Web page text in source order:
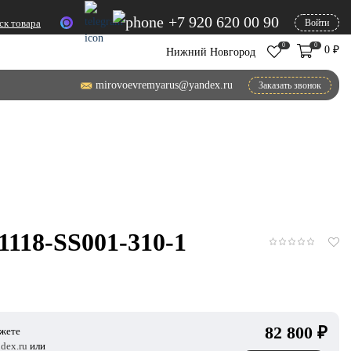
товара +7 920 620 00 90 Войти
Нижний Новгород
0 0 0 ₽
mirovoevremyarus@yandex.ru Заказать звонок
SS001-310-1
или
82 800 ₽